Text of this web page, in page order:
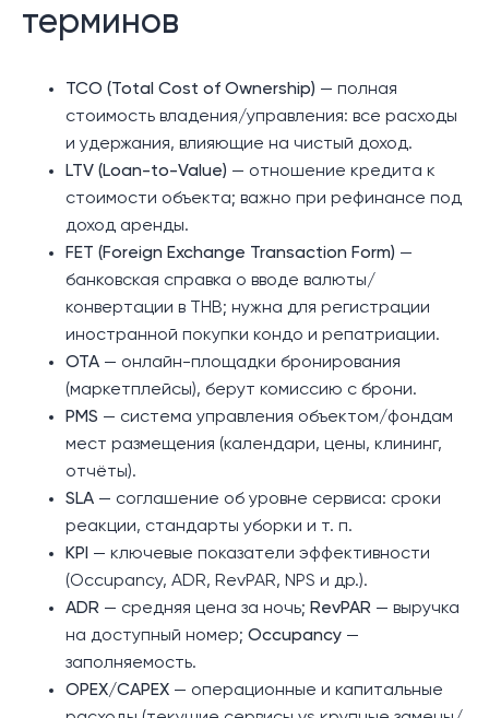
терминов
TCO (Total Cost of Ownership) — полная
стоимость владения/управления: все расходы
и удержания, влияющие на чистый доход.
LTV (Loan-to-Value) — отношение кредита к
стоимости объекта; важно при рефинансе под
доход аренды.
FET (Foreign Exchange Transaction Form) —
банковская справка о вводе валюты/
конвертации в THB; нужна для регистрации
иностранной покупки кондо и репатриации.
OTA — онлайн-площадки бронирования
(маркетплейсы), берут комиссию с брони.
PMS — система управления объектом/фондам
мест размещения (календари, цены, клининг,
отчёты).
SLA — соглашение об уровне сервиса: сроки
реакции, стандарты уборки и т. п.
KPI — ключевые показатели эффективности
(Occupancy, ADR, RevPAR, NPS и др.).
ADR — средняя цена за ночь; RevPAR — выручка
на доступный номер; Occupancy —
заполняемость.
OPEX/CAPEX — операционные и капитальные